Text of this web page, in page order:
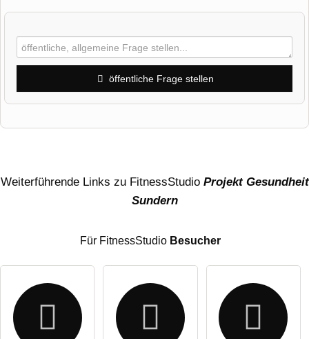
öffentliche Frage stellen
Weiterführende Links zu FitnessStudio Projekt Gesundheit
Sundern
Für FitnessStudio Besucher